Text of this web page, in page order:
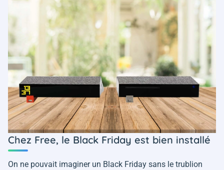
Chez Free, le Black Friday est bien installé
On ne pouvait imaginer un Black Friday sans le trublion